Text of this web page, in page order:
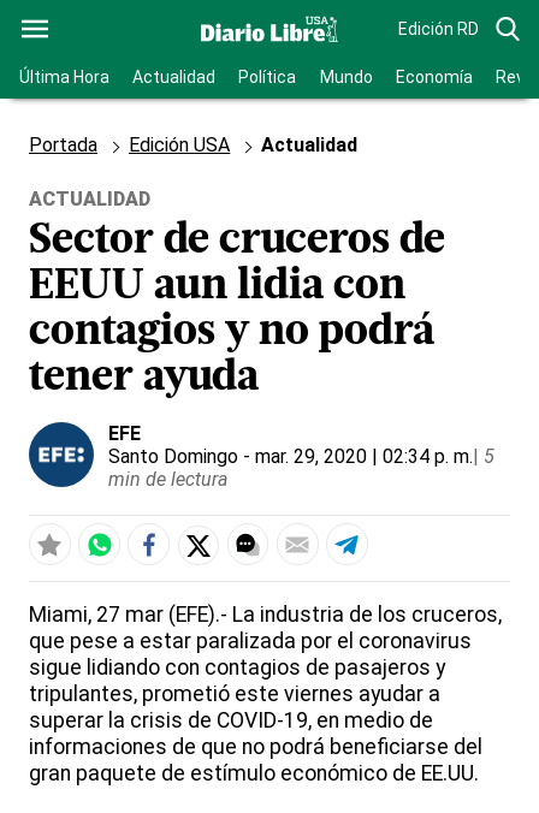
Edición RD
Última Hora Actualidad Política Mundo Economía
Portada Edición USA Actualidad
ACTUALIDAD
Sector de cruceros de
EEUU aun lidia con
contagios y no podrá
tener ayuda
EFE
Santo Domingo - mar. 29, 2020 | 02:34 p. m.| 5
min de lectura
Miami, 27 mar (EFE).- La industria de los cruceros,
que pese a estar paralizada por el coronavirus
sigue lidiando con contagios de pasajeros y
tripulantes, prometió este viernes ayudar a
superar la crisis de COVID-19, en medio de
informaciones de que no podrá beneficiarse del
gran paquete de estímulo económico de EE.UU.